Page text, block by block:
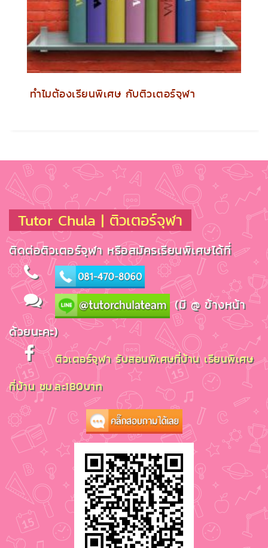
ทำไมต้องเรียนพิเศษ กับติวเตอร์จุฬา
Tutor Chula | ติวเตอร์จุฬา
ติดต่อติวเตอร์จุฬา หรือสมัครเรียนพิเศษได้ที่
(มี @ ข้างหน้า
ด้วยนะคะ)
ติวเตอร์จุฬา รับสอนพิเศษที่บ้าน เรียนพิเศษ
ที่บ้าน ชม.ละ180บาท